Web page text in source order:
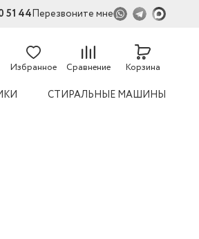
51 44Перезвоните мне
Избранное Сравнение
54
Корзина
СТИРАЛЬНЫЕ МАШИНЫ